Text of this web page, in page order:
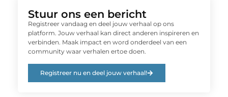
Stuur ons een bericht
Registreer vandaag en deel jouw verhaal op ons
platform. Jouw verhaal kan direct anderen inspireren en
verbinden. Maak impact en word onderdeel van een
community waar verhalen ertoe doen.
Registreer nu en deel jouw verhaal!